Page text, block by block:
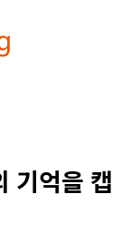
기억을 캡